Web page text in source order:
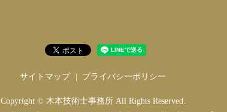
サイトマップ プライバシーポリシー
Copyright © 木本技術士事務所 All Rights Reserved.